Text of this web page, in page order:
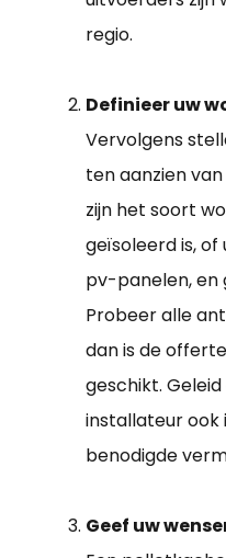
regio.
Definieer uw
Vervolgens
ten aanzien
zijn het soort
geïsoleerd is,
pv-panelen, en
Probeer alle
dan is de
geschikt.
installateur ook
benodigde
Geef uw